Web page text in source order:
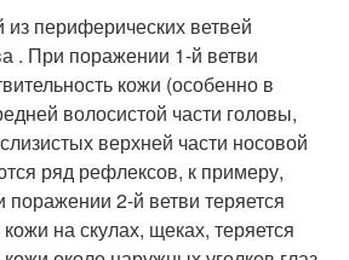
периферических ветвей
. При поражении 1-й ветви
кожи (особенно в
волосистой части головы,
верхней части носовой
ряд рефлексов, к примеру,
2-й ветви теряется
кожи на скулах, щеках, теряется